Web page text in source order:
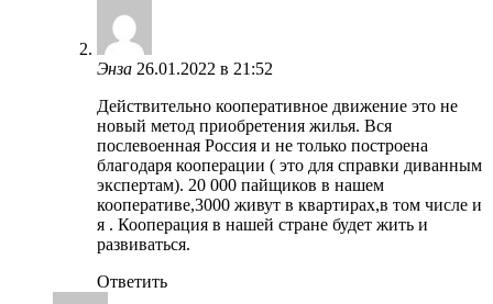
Энза 26.01.2022 в 21:52
Действительно кооперативное движение это не
новый метод приобретения жилья. Вся
послевоенная Россия и не только построена
благодаря кооперации ( это для справки диванным
экспертам). 20 000 пайщиков в нашем
кооперативе,3000 живут в квартирах,в том числе и
я . Кооперация в нашей стране будет жить и
развиваться.
Ответить